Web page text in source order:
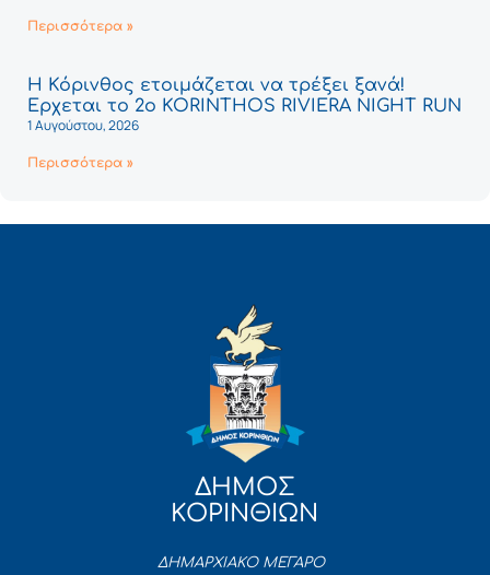
Περισσότερα »
Η Κόρινθος ετοιμάζεται να τρέξει ξανά!
Έρχεται το 2ο KORINTHOS RIVIERA NIGHT RUN
1 Αυγούστου, 2026
Περισσότερα »
ΔΗΜΟΣ
ΚΟΡΙΝΘΙΩΝ
ΔΗΜΑΡΧΙΑΚΟ ΜΕΓΑΡΟ